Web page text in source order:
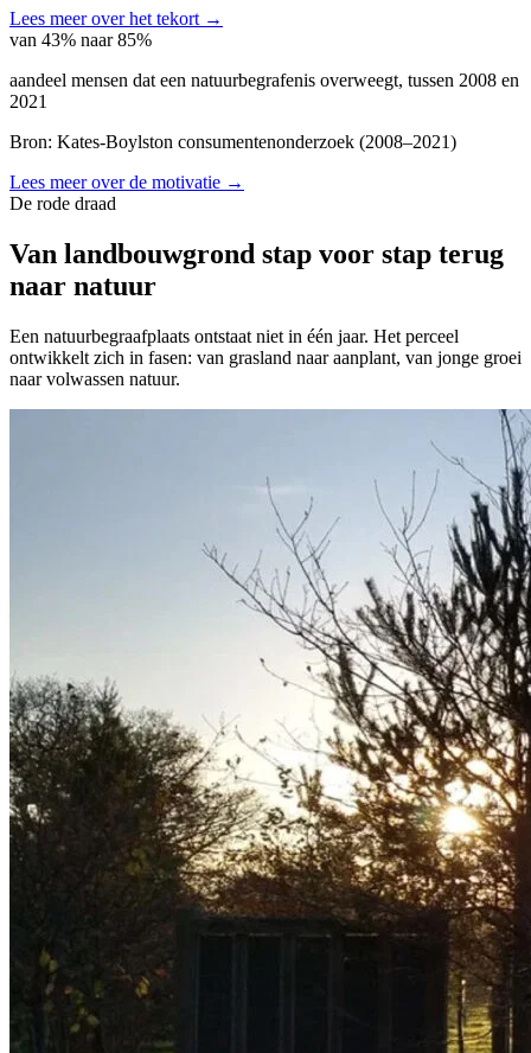
Lees meer over het tekort →
van 43% naar 85%
aandeel mensen dat een natuurbegrafenis overweegt, tussen 2008 en
2021
Bron: Kates-Boylston consumentenonderzoek (2008–2021)
Lees meer over de motivatie →
De rode draad
Van landbouwgrond stap voor stap terug
naar natuur
Een natuurbegraafplaats ontstaat niet in één jaar. Het perceel
ontwikkelt zich in fasen: van grasland naar aanplant, van jonge groei
naar volwassen natuur.